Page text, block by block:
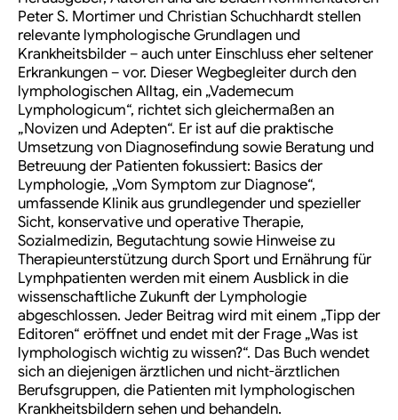
Peter S. Mortimer und Christian Schuchhardt stellen
relevante lymphologische Grundlagen und
Krankheitsbilder – auch unter Einschluss eher seltener
Erkrankungen – vor. Dieser Wegbegleiter durch den
lymphologischen Alltag, ein „Vademecum
Lymphologicum“, richtet sich gleichermaßen an
„Novizen und Adepten“. Er ist auf die praktische
Umsetzung von Diagnosefindung sowie Beratung und
Betreuung der Patienten fokussiert: Basics der
Lymphologie, „Vom Symptom zur Diagnose“,
umfassende Klinik aus grundlegender und spezieller
Sicht, konservative und operative Therapie,
Sozialmedizin, Begutachtung sowie Hinweise zu
Therapieunterstützung durch Sport und Ernährung für
Lymphpatienten werden mit einem Ausblick in die
wissenschaftliche Zukunft der Lymphologie
abgeschlossen. Jeder Beitrag wird mit einem „Tipp der
Editoren“ eröffnet und endet mit der Frage „Was ist
lymphologisch wichtig zu wissen?“. Das Buch wendet
sich an diejenigen ärztlichen und nicht-ärztlichen
Berufsgruppen, die Patienten mit lymphologischen
Krankheitsbildern sehen und behandeln.